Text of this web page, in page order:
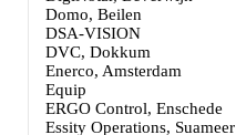
Domo, Beilen
DSA-VISION
DVC, Dokkum
Enerco, Amsterdam
Equip
ERGO Control, Enschede
Essity Operations, Suameer